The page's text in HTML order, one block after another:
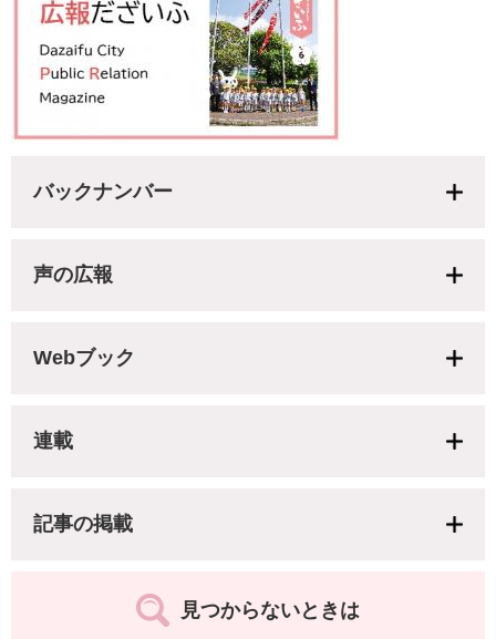
バックナンバー
声の広報
Webブック
連載
記事の掲載
見つからないときは